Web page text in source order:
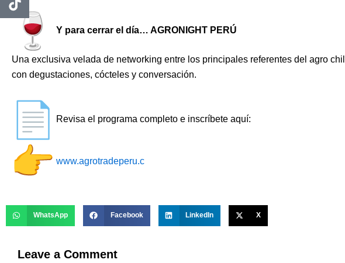
Y para cerrar el día… AGRONIGHT PERÚ
Una exclusiva velada de networking entre los principales referentes del agro
con degustaciones, cócteles y conversación.
Revisa el programa completo e inscríbete aquí:
www.agrotradeperu.c
WhatsApp Facebook LinkedIn X
Leave a Comment